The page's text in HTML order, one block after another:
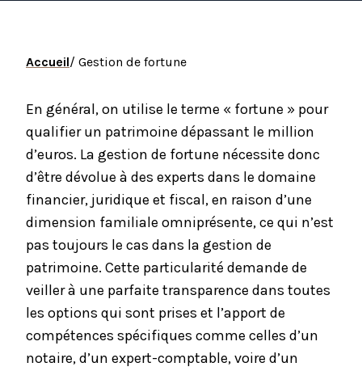
Accueil/ Gestion de fortune
En général, on utilise le terme « fortune » pour
qualifier un patrimoine dépassant le million
d’euros. La gestion de fortune nécessite donc
d’être dévolue à des experts dans le domaine
financier, juridique et fiscal, en raison d’une
dimension familiale omniprésente, ce qui n’est
pas toujours le cas dans la gestion de
patrimoine. Cette particularité demande de
veiller à une parfaite transparence dans toutes
les options qui sont prises et l’apport de
compétences spécifiques comme celles d’un
notaire, d’un expert-comptable, voire d’un